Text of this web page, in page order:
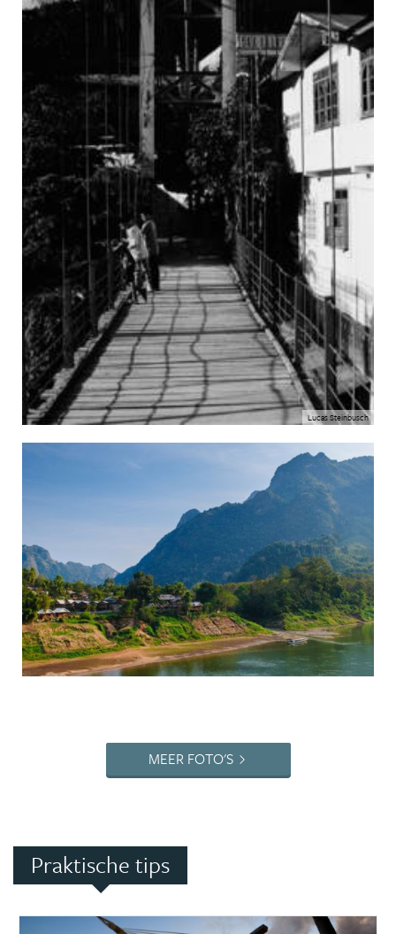
Lucas Steinbusch
MEER FOTO'S
Praktische tips